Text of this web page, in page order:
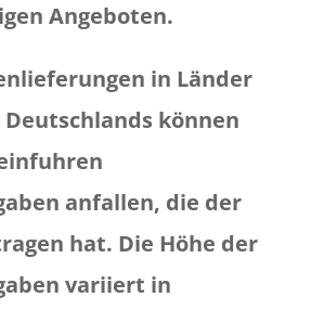
Angeboten.
in Länder
können
anfallen, die der
hat. Die Höhe der
variiert in